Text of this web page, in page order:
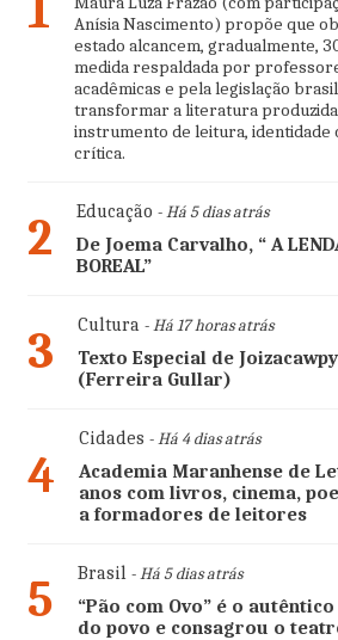
Anísia Nascimento) propõe que
estado alcancem, gradualmente,
medida respaldada por
acadêmicas e pela legislação
transformar a literatura
instrumento de leitura, identidade
crítica.
2 Educação - Há 5 dias atrás
De Joema Carvalho, “ A
BOREAL”
3 Cultura- Há 17 horas atrás
Texto Especial de Joizacawpy
(Ferreira Gullar)
4
Cidades - Há 4 dias atrás
Academia Maranhense de
anos com livros, cinema,
a formadores de leitores
5 Brasil- Há 5 dias atrás
“Pão com Ovo” é o
do povo e consagrou o